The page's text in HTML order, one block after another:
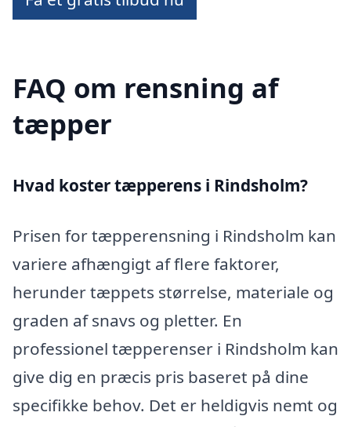
FAQ om rensning af
tæpper
Hvad koster tæpperens i Rindsholm?
Prisen for tæpperensning i Rindsholm kan
variere afhængigt af flere faktorer,
herunder tæppets størrelse, materiale og
graden af snavs og pletter. En
professionel tæpperenser i Rindsholm kan
give dig en præcis pris baseret på dine
specifikke behov. Det er heldigvis nemt og